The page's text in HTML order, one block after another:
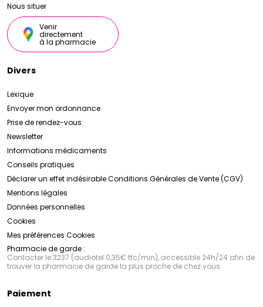
Nous situer
Venir
directement
à la pharmacie
Divers
Lexique
Envoyer mon ordonnance
Prise de rendez-vous
Newsletter
Informations médicaments
Conseils pratiques
Déclarer un effet indésirableConditions Générales de Vente (CGV)
Mentions légales
Données personnelles
Cookies
Mes préférences Cookies
Pharmacie de garde :
Contacter le 3237 (audiotel 0,35€ ttc/min), accessible 24h/24 afin de
trouver la pharmacie de garde la plus proche de chez vous
Paiement